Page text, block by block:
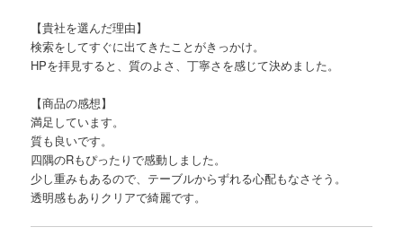
【貴社を選んだ理由】
検索をしてすぐに出てきたことがきっかけ。
HPを拝見すると、質のよさ、丁寧さを感じて決めました。
【商品の感想】
満足しています。
質も良いです。
四隅のRもぴったりで感動しました。
少し重みもあるので、テーブルからずれる心配もなさそう。
透明感もありクリアで綺麗です。